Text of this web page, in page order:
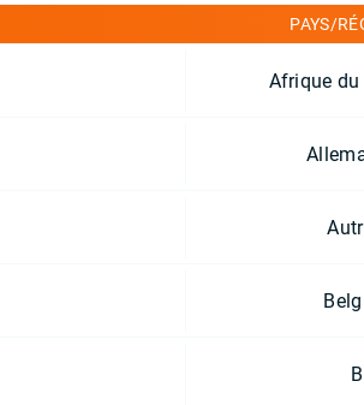
PAYS/
Afrique du